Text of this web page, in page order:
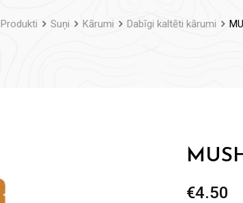
Produkti Suņi Kārumi Dabīgi kaltēti kārumi
€4.50